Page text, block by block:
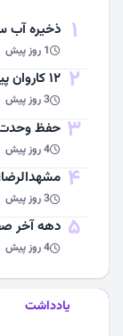
1 ذخیره آب
1 روز پیش
2 ۱۲ کاروان پیاده تایباد راهی مشهدمقدس می‌شوند
3 روز پیش
3 حفظ وحدت
4 روز پیش
4
3 روز پیش
5 دهه آخر
4 روز پیش
یادداشت